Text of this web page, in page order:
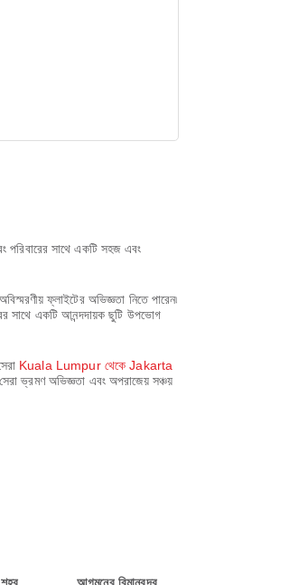
পরিবারের সাথে একটি সহজ এবং
ফ্লাইটের অভিজ্ঞতা নিতে পারেন৷
সাথে একটি আনন্দদায়ক ছুটি উপভোগ
Kuala Lumpur থেকে Jakarta
ভ্রমণ অভিজ্ঞতা এবং অপরাজেয় সঞ্চয়